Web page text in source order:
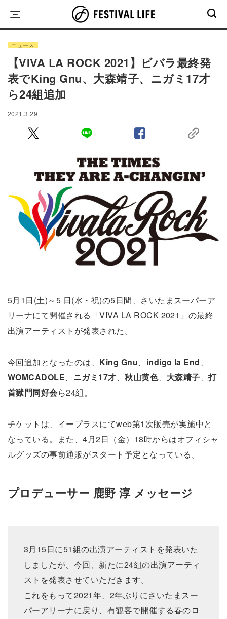
content
ニュース
【VIVA LA ROCK 2021】ビバラ最終発
表でKing Gnu、大森靖子、ニガミ17才
ら24組追加
2021.3.29
5月1日(土)～5 日(水・祝)の5日間、さいたまスーパーア
リーナにて開催される「VIVA LA ROCK 2021」の最終
出演アーティストが発表された。
今回追加となったのは、 King Gnu、 indigo la End、
WOMCADOLE、 ニガミ17才、秋山黄色、 大森靖子、 打
首獄門同好会ら24組。
チケットは、イープラスにてweb第1次販売が実施中と
なっている。また、4月2日（金）18時からはオフィシャ
ルグッズの事前通販がスタート予定となっている。
プロデューサー 鹿野 淳 メッセージ
3月15日に51組の出演アーティストを発表いた
しましたが、今回、新たに24組の出演アーティ
ストを発表させていただきます。
これをもって2021年、2年ぶりにさいたまスー
パーアリーナに戻り、有観客で開催する春のロ